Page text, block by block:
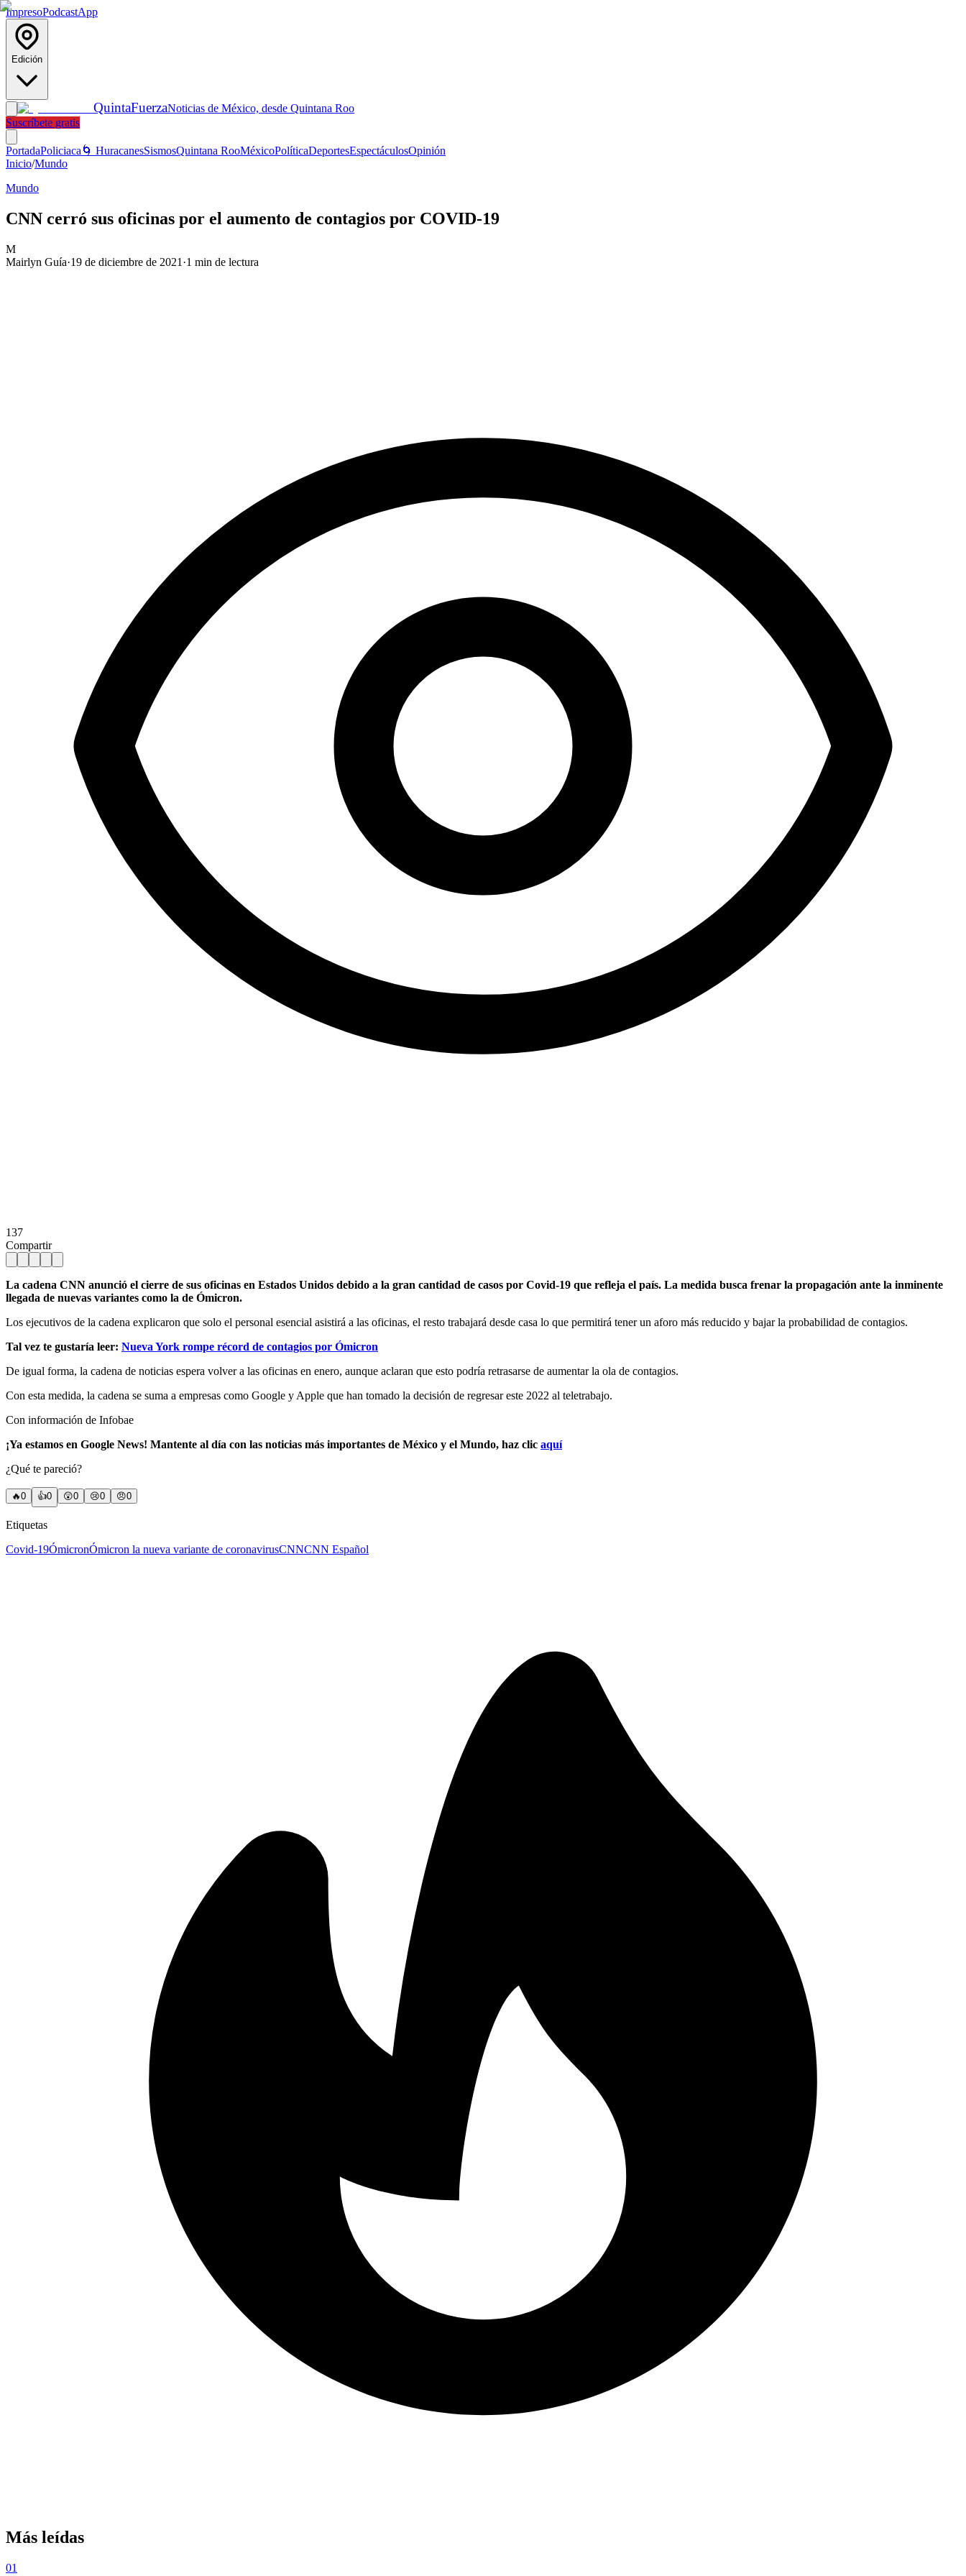
ImpresoPodcastApp
Edición
QuintaFuerzaNoticias de México, desde Quintana Roo
Suscríbete gratis
PortadaPoliciaca 🌀 HuracanesSismosQuintana RooMéxicoPolíticaDeportesEspectáculosOpinión
Inicio/Mundo
Mundo
CNN cerró sus oficinas por el aumento de contagios por COVID-19
M
Mairlyn Guía·19 de diciembre de 2021 ·1 min de lectura
137
Compartir
La cadena CNN anunció el cierre de sus oficinas en Estados Unidos debido a la gran cantidad de casos por Covid-19 que refleja el país. La medida busca frenar la propagación ante la inminente
llegada de nuevas variantes como la de Ómicron.
Los ejecutivos de la cadena explicaron que solo el personal esencial asistirá a las oficinas, el resto trabajará desde casa lo que permitirá tener un aforo más reducido y bajar la probabilidad de contagios.
Tal vez te gustaría leer: Nueva York rompe récord de contagios por Ómicron
De igual forma, la cadena de noticias espera volver a las oficinas en enero, aunque aclaran que esto podría retrasarse de aumentar la ola de contagios.
Con esta medida, la cadena se suma a empresas como Google y Apple que han tomado la decisión de regresar este 2022 al teletrabajo.
Con información de Infobae
¡Ya estamos en Google News! Mantente al día con las noticias más importantes de México y el Mundo, haz clic aquí
¿Qué te pareció?
🔥0 👍0 😲0 😢0 😠0
Etiquetas
Covid-19ÓmicronÓmicron la nueva variante de coronavirusCNNCNN Español
Más leídas
01